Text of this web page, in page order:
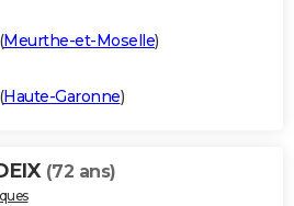
(Meurthe-et-Moselle)
(Haute-Garonne)
(72 ans)